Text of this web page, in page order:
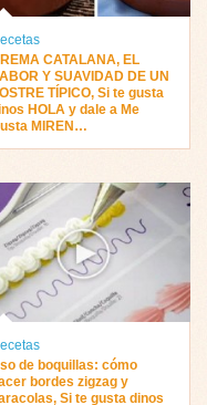
CATALANA, EL
Y SUAVIDAD DE UN
TÍPICO, Si te gusta
HOLA y dale a Me
MIREN…
de boquillas: cómo
bordes zigzag y
Si te gusta dinos